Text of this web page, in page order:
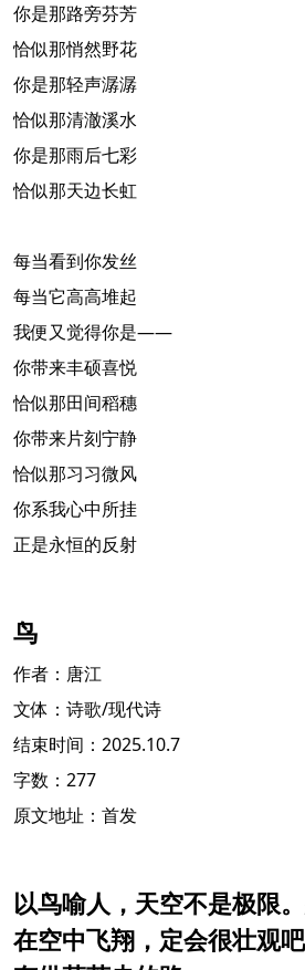
你是那路旁芬芳
恰似那悄然野花
你是那轻声潺潺
恰似那清澈溪水
你是那雨后七彩
恰似那天边长虹
每当看到你发丝
每当它高高堆起
我便又觉得你是——
你带来丰硕喜悦
恰似那田间稻穗
你带来片刻宁静
恰似那习习微风
你系我心中所挂
正是永恒的反射
鸟
作者：唐江
文体：诗歌/现代诗
结束时间：2025.10.7
字数：277
原文地址：首发
以鸟喻人，天空不是极限
在空中飞翔，定会很壮观